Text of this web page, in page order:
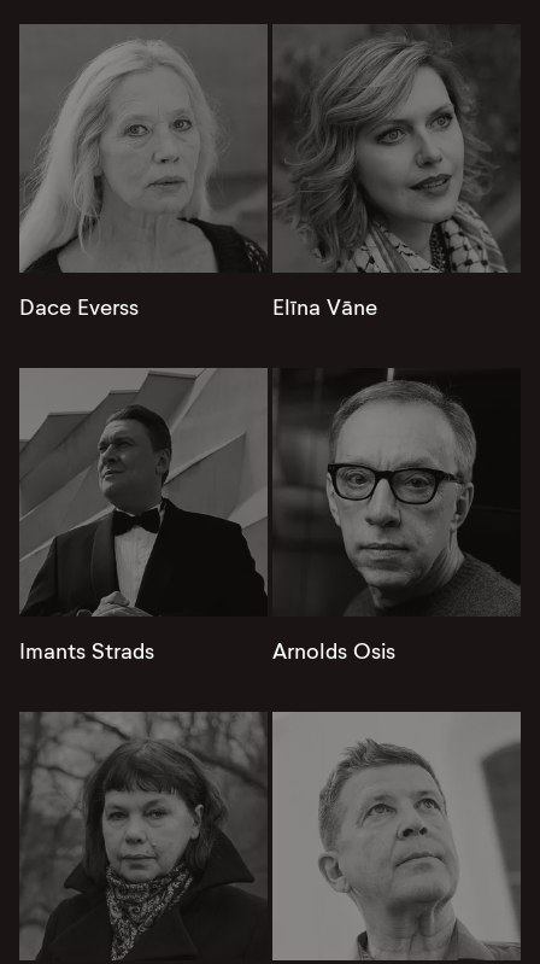
Dace Everss Elīna Vāne
Imants Strads Arnolds Osis